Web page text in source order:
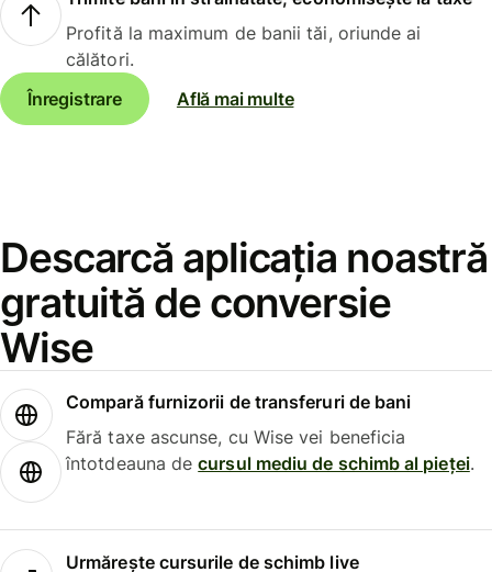
Profită la maximum de banii tăi, oriunde ai
călători.
Înregistrare
Află mai multe
Descarcă aplicația noastră
gratuită de conversie
Wise
Compară furnizorii de transferuri de bani
Fără taxe ascunse, cu Wise vei beneficia
întotdeauna decursul mediu de schimb al pieței.
Urmărește cursurile de schimb live